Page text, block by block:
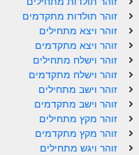
ספר הזוהר ויצא מתחילים
ספר הזוהר ויצא מתקדמים
ספר הזוהר וישלח מתחילים
הזוהר הקדוש וישלח מתקדמים
הזוהר הקדוש וישב מתחילים
זוהר תולדות מתקדמים
זוהר ויצא מתחילים
זוהר ויצא מתקדמים
זוהר וישלח מתחילים
זוהר וישלח מתקדמים
זוהר וישב מתחילים
זוהר וישב מתקדמים
זוהר מקץ מתחילים
זוהר מקץ מתקדמים
זוהר ויגש מתחילים